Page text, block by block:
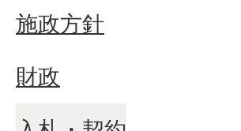
施政方針
財政